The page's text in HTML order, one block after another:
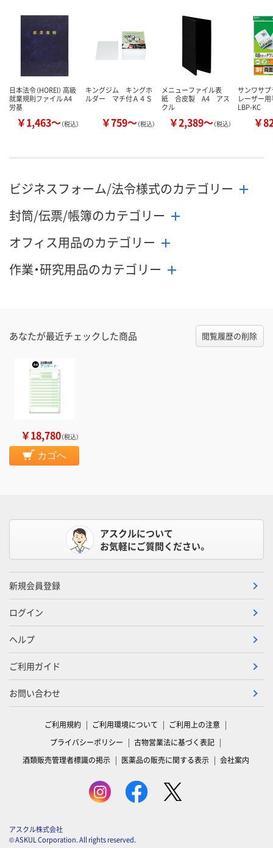
数量
カゴへ カ
日本法令（HOREI） 高級
就業規則ファイル A4
労基
￥1,463～（税込）
キングジム キングホ
ルダー マチ付Ａ４Ｓ
￥759～（税込）
メニューファイル表
紙 合皮製 A4 アス
クル
￥2,389～（税込）
サンワサ
レーザー
LBP-KC
￥
ビジネスフォーム/法令様式のカテゴリー
封筒/伝票/帳簿のカテゴリー
オフィス用品のカテゴリー
作業・研究用品のカテゴリー
あなたが最近チェックした商品 閲覧履歴の削除
￥18,780（税込）
カゴへ
アスクルについて
お気軽にご質問ください。
新規会員登録
ログイン
ヘルプ
ご利用ガイド
お問い合わせ
ご利用規約 ご利用環境について
ご利用上の注意
プライバシーポリシー
古物営業法に基づく表記
酒類販売管理者標識の掲示
医薬品の販売に関する表示 会社案内
アスクル株式会社
© ASKUL Corporation. All rights reserved.